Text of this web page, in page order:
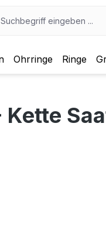
Ohrringe Ringe
Kette